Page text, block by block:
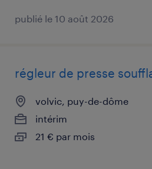
publié le 10 août 2026
régleur de presse
volvic, puy-de-dôme
intérim
21 € par mois